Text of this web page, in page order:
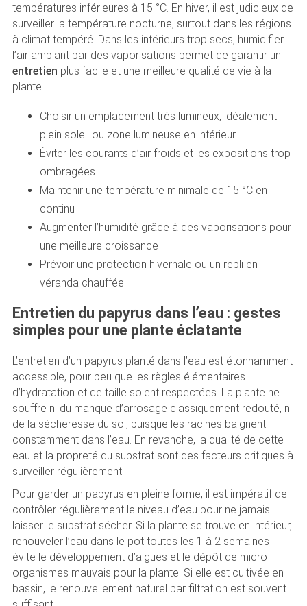
températures inférieures à 15 °C. En hiver, il est judicieux de
surveiller la température nocturne, surtout dans les régions
à climat tempéré. Dans les intérieurs trop secs, humidifier
l’air ambiant par des vaporisations permet de garantir un
entretien plus facile et une meilleure qualité de vie à la
plante.
Choisir un emplacement très lumineux, idéalement
plein soleil ou zone lumineuse en intérieur
Éviter les courants d’air froids et les expositions trop
ombragées
Maintenir une température minimale de 15 °C en
continu
Augmenter l’humidité grâce à des vaporisations pour
une meilleure croissance
Prévoir une protection hivernale ou un repli en
véranda chauffée
Entretien du papyrus dans l’eau : gestes
simples pour une plante éclatante
L’entretien d’un papyrus planté dans l’eau est étonnamment
accessible, pour peu que les règles élémentaires
d’hydratation et de taille soient respectées. La plante ne
souffre ni du manque d’arrosage classiquement redouté, ni
de la sécheresse du sol, puisque les racines baignent
constamment dans l’eau. En revanche, la qualité de cette
eau et la propreté du substrat sont des facteurs critiques à
surveiller régulièrement.
Pour garder un papyrus en pleine forme, il est impératif de
contrôler régulièrement le niveau d’eau pour ne jamais
laisser le substrat sécher. Si la plante se trouve en intérieur,
renouveler l’eau dans le pot toutes les 1 à 2 semaines
évite le développement d’algues et le dépôt de micro-
organismes mauvais pour la plante. Si elle est cultivée en
bassin, le renouvellement naturel par filtration est souvent